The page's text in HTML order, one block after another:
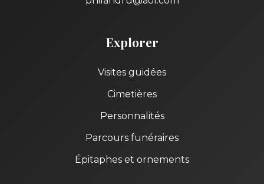
Explorer
Visites guidées
Cimetières
Personnalités
Parcours funéraires
Épitaphes et ornements